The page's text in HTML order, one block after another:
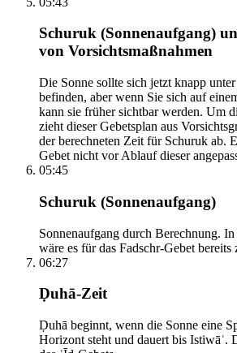
Schuruk (Sonnenaufgang)
von Vorsichtsmaßnahmen
Die Sonne sollte sich jetzt knapp
befinden, aber wenn Sie sich auf
kann sie früher sichtbar werden. Um
zieht dieser Gebetsplan aus
der berechneten Zeit für Schuruk ab.
Gebet nicht vor Ablauf dieser
05:45
Schuruk (Sonnenaufgang)
Sonnenaufgang durch Berechnung.
wäre es für das Fadschr-Gebet bereits
06:27
Ḍuhā-Zeit
Ḍuhā beginnt, wenn die Sonne eine
Horizont steht und dauert bis Istiwāʾ.